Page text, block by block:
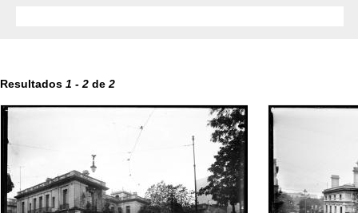
Resultados 1 - 2 de 2